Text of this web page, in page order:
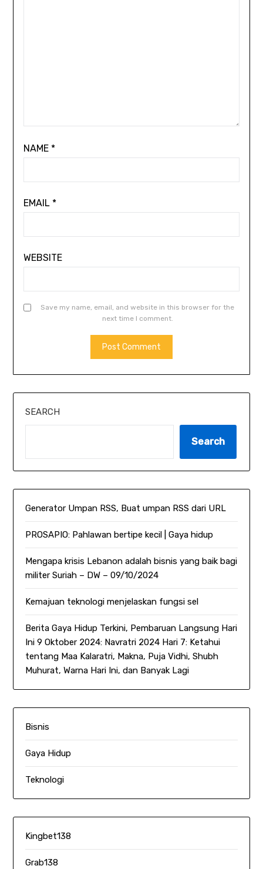
NAME *
EMAIL *
WEBSITE
Save my name, email, and website in this browser for the
next time I comment.
SEARCH
Search
Generator Umpan RSS, Buat umpan RSS dari URL
PROSAPIO: Pahlawan bertipe kecil | Gaya hidup
Mengapa krisis Lebanon adalah bisnis yang baik bagi
militer Suriah – DW – 09/10/2024
Kemajuan teknologi menjelaskan fungsi sel
Berita Gaya Hidup Terkini, Pembaruan Langsung Hari
Ini 9 Oktober 2024: Navratri 2024 Hari 7: Ketahui
tentang Maa Kalaratri, Makna, Puja Vidhi, Shubh
Muhurat, Warna Hari Ini, dan Banyak Lagi
Bisnis
Gaya Hidup
Teknologi
Kingbet138
Grab138